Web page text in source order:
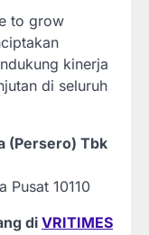
to grow
kinerja
di seluruh
(Persero) Tbk
Pusat 10110
di VRITIMES